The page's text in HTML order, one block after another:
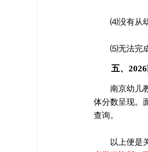
⑷没有从
⑸无法完
五、
南京幼儿
体分数呈现。
查询。
以上便是